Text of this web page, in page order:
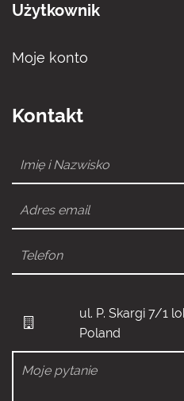
Użytkownik
Moje konto
Kontakt
ul. P. Skargi 7/1
Poland